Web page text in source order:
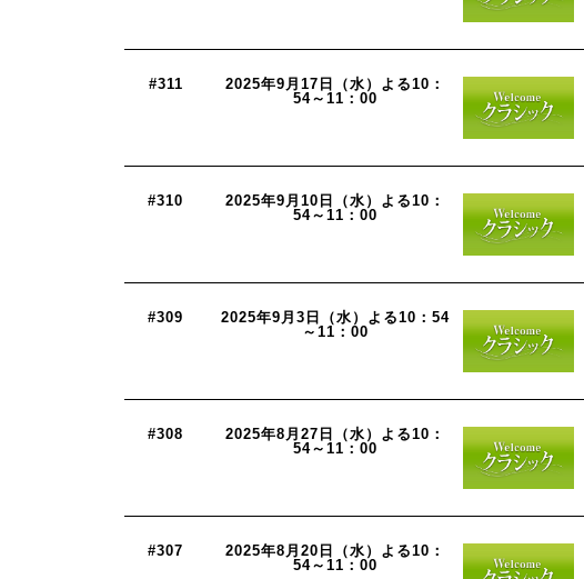
#311
2025年9月17日（水）よる10：
54～11：00
#310
2025年9月10日（水）よる10：
54～11：00
#309
2025年9月3日（水）よる10：54
～11：00
#308
2025年8月27日（水）よる10：
54～11：00
#307
2025年8月20日（水）よる10：
54～11：00